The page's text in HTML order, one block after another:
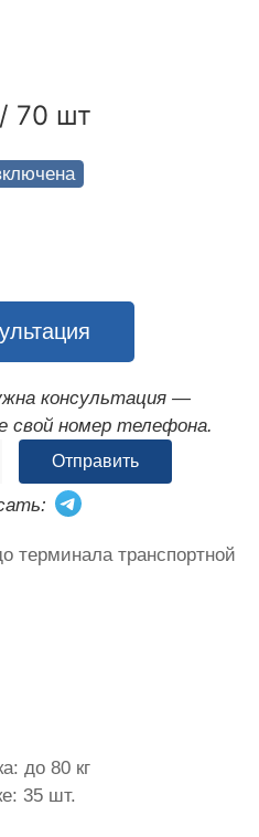
70 шт
консультация —
свой номер телефона.
Отправить
терминала транспортной
до 80 кг
35 шт.